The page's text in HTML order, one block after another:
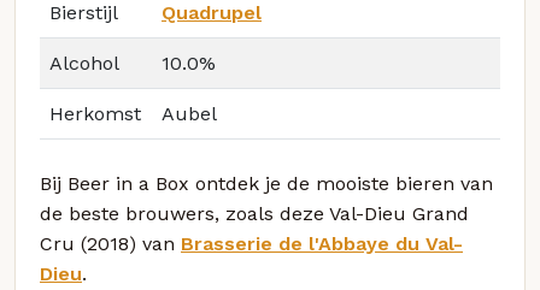
Bierstijl Quadrupel
Alcohol 10.0%
Herkomst Aubel
Bij Beer in a Box ontdek je de mooiste bieren van
de beste brouwers, zoals deze Val-Dieu Grand
Cru (2018) van Brasserie de l'Abbaye du Val-
Dieu.